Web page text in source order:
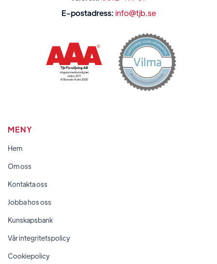
E-postadress: info@tjb.se
MENY
Hem
Om oss
Kontakta oss
Jobba hos oss
Kunskapsbank
Vår integritetspolicy
Cookiepolicy